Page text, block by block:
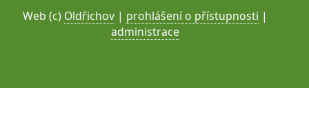
Web (c) Oldřichov | prohlášení o přístupnosti |
administrace